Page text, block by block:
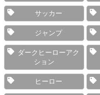
サッカー
ジャンプ
ダークヒーローアク
ション
ヒーロー